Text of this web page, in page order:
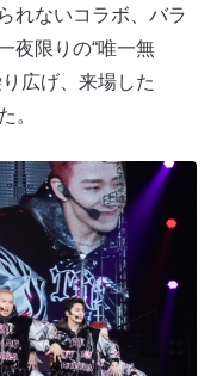
れないコラボ、バラ
夜限りの“唯一無
広げ、来場した
。